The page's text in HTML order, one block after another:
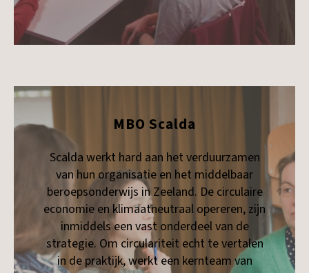
MBO Scalda
Scalda werkt hard aan het verduurzamen
van hun organisatie en het middelbaar
beroepsonderwijs in Zeeland. De circulaire
economie en klimaatneutraal opereren, zijn
inmiddels een vast onderdeel van de
strategie. Om circulariteit echt te vertalen
in de praktijk, werkt een kernteam van